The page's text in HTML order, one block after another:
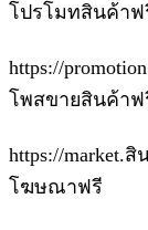
โปรโมทสินค้าฟ
https://
โพสขายสินค้าฟ
https://market.สิ
โฆษณาฟรี